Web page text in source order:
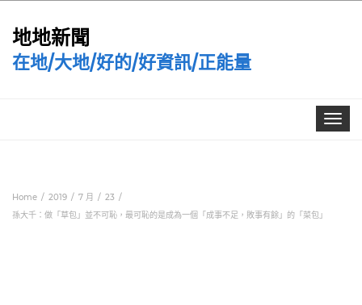
地地新聞
在地/大地/好的/好資訊/正能量
Toggle
Home 2019 7 月
23
孫大千：做「草包」並不可恥，最可恥的是成為一個「成事不足，敗事有餘」的「菜包」